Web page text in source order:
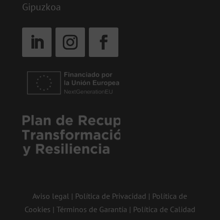
Gipuzkoa
Aviso legal | Política de Privacidad | Política de
Cookies | Términos de Garantía | Política de Calidad